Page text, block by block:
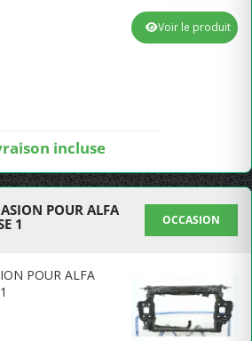
incluse
Voir le produit
POUR ALFA
1
OCCASION
POUR ALFA